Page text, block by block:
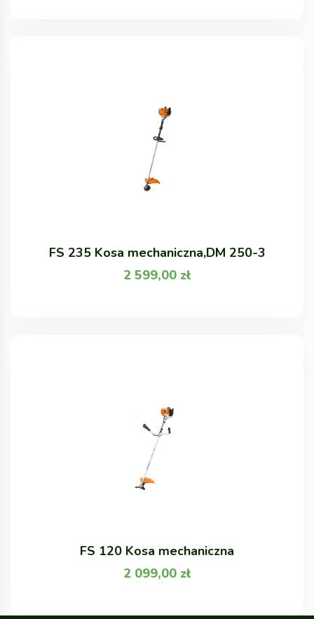
FS 235 Kosa mechaniczna,DM 250-3
2 599,00 zł
FS 120 Kosa mechaniczna
2 099,00 zł